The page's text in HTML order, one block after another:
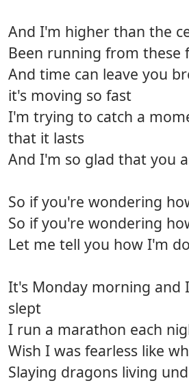
And I'm higher than the
Been running from these
And time can leave you
it's moving so fast
I'm trying to catch a
that it lasts
And I'm so glad that you
So if you're wondering
So if you're wondering
Let me tell you how I'm
It's Monday morning and
slept
I run a marathon each
Wish I was fearless like
Slaying dragons living